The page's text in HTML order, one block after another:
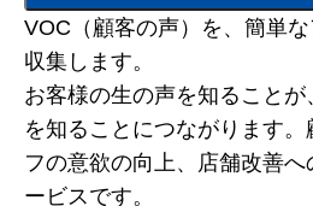
VOC（顧客の声）を、簡単
収集します。
お客様の生の声を知ること
を知ることにつながります
フの意欲の向上、店舗改善
ービスです。